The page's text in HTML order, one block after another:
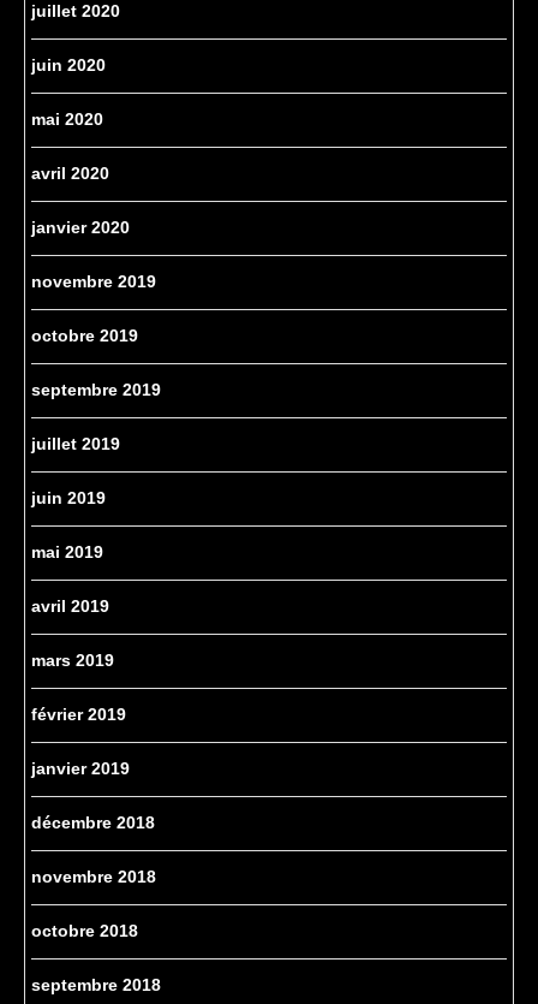
juillet 2020
juin 2020
mai 2020
avril 2020
janvier 2020
novembre 2019
octobre 2019
septembre 2019
juillet 2019
juin 2019
mai 2019
avril 2019
mars 2019
février 2019
janvier 2019
décembre 2018
novembre 2018
octobre 2018
septembre 2018